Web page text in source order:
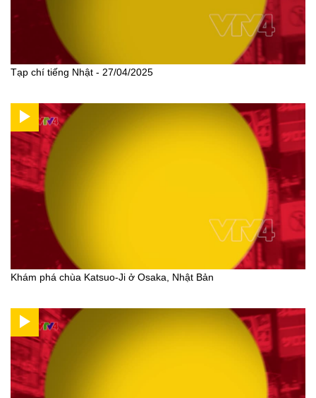
Tạp chí tiếng Nhật - 27/04/2025
Khám phá chùa Katsuo-Ji ở Osaka, Nhật Bản